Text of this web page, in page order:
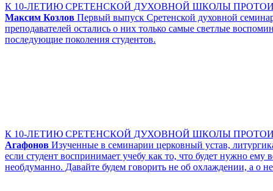
К 10-ЛЕТИЮ СРЕТЕНСКОЙ ДУХОВНОЙ ШКОЛЫ
Максим Козлов Первый выпуск Сретенской духовной
преподавателей остались о них только самые светлые
последующие поколения студентов.
К 10-ЛЕТИЮ СРЕТЕНСКОЙ ДУХОВНОЙ ШКОЛЫ
Агафонов Изученные в семинарии церковный устав,
если студент воспринимает учебу как то, что будет нужно
необдуманно. Давайте будем говорить не об охлаждении, а о